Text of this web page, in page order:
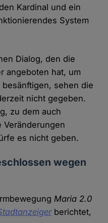
Kardinal und ein
System
Dialog, den die
angeboten hat, um
sehen die
nicht gegeben.
zu dem auch
Veränderungen
es nicht geben.
wegen
Maria 2.0
berichtet,